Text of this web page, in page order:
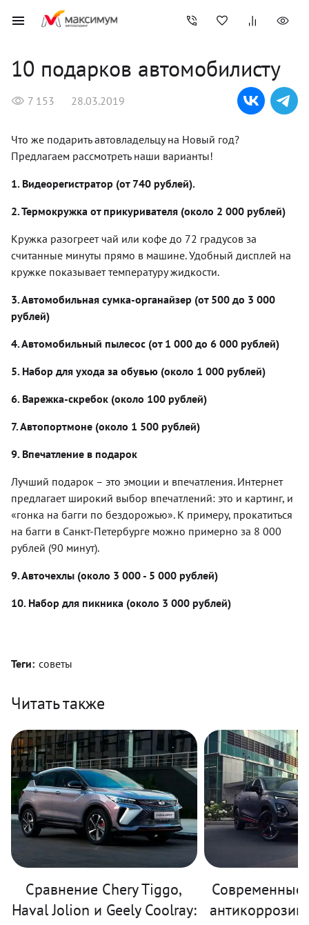
10 подарков автомобилисту
7 153 28.03.2019
Что же подарить автовладельцу на Новый год?
Предлагаем рассмотреть наши варианты!
1. Видеорегистратор (от 740 рублей).
2. Термокружка от прикуривателя (около 2 000 рублей)
Кружка разогреет чай или кофе до 72 градусов за
считанные минуты прямо в машине. Удобный дисплей на
кружке показывает температуру жидкости.
3. Автомобильная сумка-органайзер (от 500 до 3 000
рублей)
4. Автомобильный пылесос (от 1 000 до 6 000 рублей)
5. Набор для ухода за обувью (около 1 000 рублей)
6. Варежка-скребок (около 100 рублей)
7. Автопортмоне (около 1 500 рублей)
9. Впечатление в подарок
Лучший подарок – это эмоции и впечатления. Интернет
предлагает широкий выбор впечатлений: это и картинг, и
«гонка на багги по бездорожью». К примеру, прокатиться
на багги в Санкт-Петербурге можно примерно за 8 000
рублей (90 минут).
9. Авточехлы (около 3 000 - 5 000 рублей)
10. Набор для пикника (около 3 000 рублей)
Теги: советы
Читать также
Сравнение Chery Tiggo,
Haval Jolion и Geely Coolray:
Современные